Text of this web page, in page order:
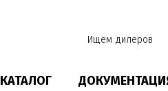
Ищем дилеров
КАТАЛОГ